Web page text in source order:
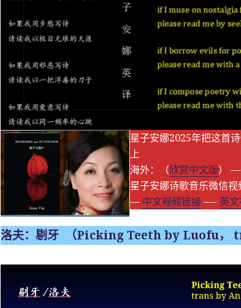
星子安娜2025年把这首
上
海外：（欣赏中文版） —
星子安娜诗歌音乐微信视
— 中文视频链接—- 英
洛夫：剔牙 （Picking Teeth by Luofu